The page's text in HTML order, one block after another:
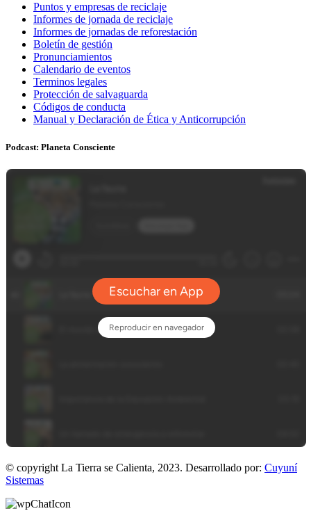
Puntos y empresas de reciclaje
Informes de jornada de reciclaje
Informes de jornadas de reforestación
Boletín de gestión
Pronunciamientos
Calendario de eventos
Terminos legales
Protección de salvaguarda
Códigos de conducta
Manual y Declaración de Ética y Anticorrupción
Podcast: Planeta Consciente
© copyright La Tierra se Calienta, 2023. Desarrollado por: Cuyuní
Sistemas